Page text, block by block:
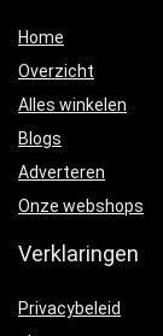
Home
Overzicht
Alles winkelen
Blogs
Adverteren
Onze webshops
Verklaringen
Privacybeleid